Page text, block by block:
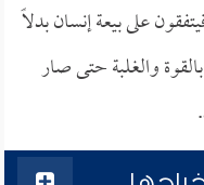
على بيعة إنسان بدلاً
والغلبة حتى صار